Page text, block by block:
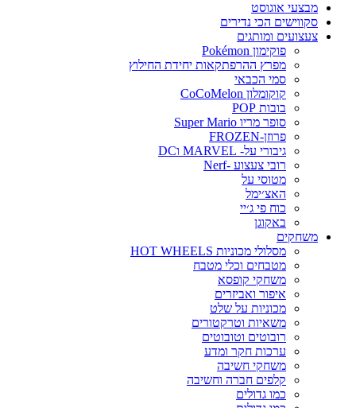
מבצעי אוגוסט
סקווישים הכי נדירים
צעצועים ומותגים
פוקימון Pokémon
מפרץ ההרפתקאות יחידת החילוץ
סמי הכבאי
קוקומלון CoCoMelon
בובות POP
סופר מריו Super Mario
פרוזן-FROZEN
גיבורי על- MARVEL וDC
רובי צעצוע -Nerf
מטוסי על
האצ׳ימל
כוח פי ג׳יי
באקוגן
משחקים
מסלולי מכוניות HOT WHEELS
מטבחים וכלי מטבח
משחקי קופסא
איפור ואביזרים
מכוניות על שלט
משאיות וטרקטורים
רובוטים וטובוטים
ערכות חקר ומדע
משחקי חשיבה
קלפים חברה וחשיבה
כמו גדולים